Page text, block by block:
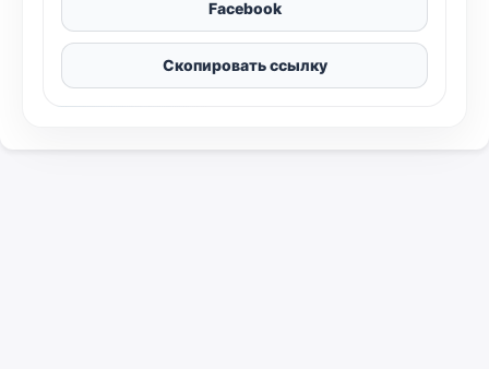
Facebook
Скопировать ссылку